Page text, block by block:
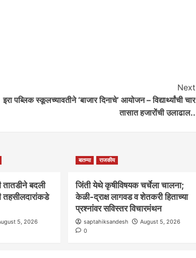
Next
इरा पब्लिक स्कूलच्यावतीने ‘बाजार दिनाचे’ आयोजन – विद्यार्थ्यांची चार
तासात हजारोंची उलाढाल..
बदली
तहसीलदारांकडे
5, 2026
बातम्या राजकीय
जिंती येथे कृषीविषयक चर्चेला चालना;
केळी-द्राक्ष लागवड व शेतकरी हिताच्या
प्रश्नांवर सविस्तर विचारमंथन
saptahiksandesh
August 5, 2026
0